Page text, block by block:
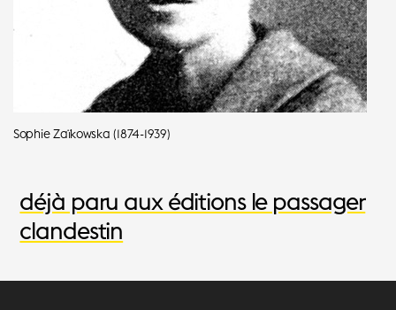
Sophie Zaïkowska (1874-1939)
déjà paru aux éditions le passager
clandestin